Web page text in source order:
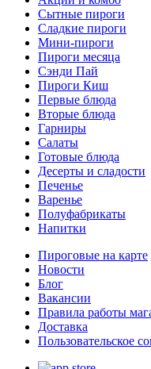
Cытные пироги
Сладкие пироги
Мини-пироги
Пироги месяца
Сэнди Пай
Пироги Киш
Первые блюда
Вторые блюда
Гарниры
Салаты
Готовые блюда
Десерты и сладости
Печенье
Варенье
Полуфабрикаты
Напитки
Пироговые на карте
Новости
Блог
Вакансии
Правила работы
Доставка
Пользовательское